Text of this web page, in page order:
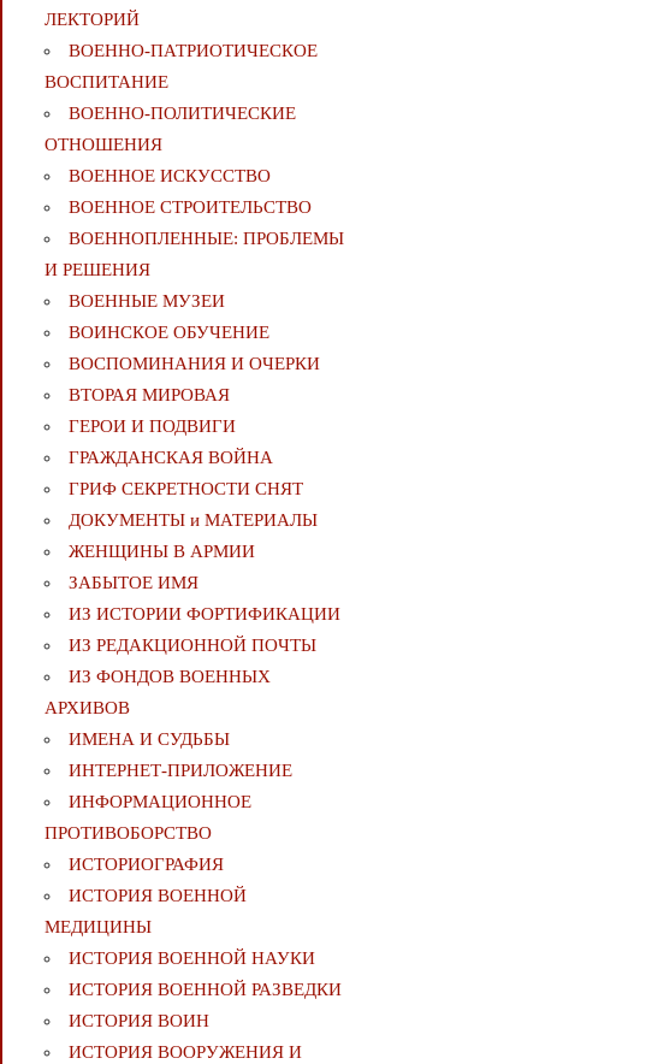
ЛЕКТОРИЙ
ВОЕННО-ПАТРИОТИЧЕСКОЕ
ВОСПИТАНИЕ
ВОЕННО-ПОЛИТИЧЕСКИE
ОТНОШЕНИЯ
ВОЕННОЕ ИСКУССТВО
ВОЕННОЕ СТРОИТЕЛЬСТВО
ВОЕННОПЛЕННЫЕ: ПРОБЛЕМЫ
И РЕШЕНИЯ
ВОЕННЫЕ МУЗЕИ
ВОИНСКОЕ ОБУЧЕНИЕ
ВОСПОМИНАНИЯ И ОЧЕРКИ
ВТОРАЯ МИРОВАЯ
ГЕРОИ И ПОДВИГИ
ГРАЖДАНСКАЯ ВОЙНА
ГРИФ СЕКРЕТНОСТИ СНЯТ
ДОКУМЕНТЫ и МАТЕРИАЛЫ
ЖЕНЩИНЫ В АРМИИ
ЗАБЫТОЕ ИМЯ
ИЗ ИСТОРИИ ФОРТИФИКАЦИИ
ИЗ РЕДАКЦИОННОЙ ПОЧТЫ
ИЗ ФОНДОВ ВОЕННЫХ
АРХИВОВ
ИМЕНА И СУДЬБЫ
ИНТЕРНЕТ-ПРИЛОЖЕНИЕ
ИНФОРМАЦИОННОЕ
ПРОТИВОБОРСТВО
ИСТОРИОГРАФИЯ
ИСТОРИЯ ВОЕННОЙ
МЕДИЦИНЫ
ИСТОРИЯ ВОЕННОЙ НАУКИ
ИСТОРИЯ ВОЕННОЙ РАЗВЕДКИ
ИСТОРИЯ ВОИН
ИСТОРИЯ ВООРУЖЕНИЯ И